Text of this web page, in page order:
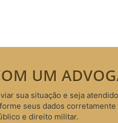
UM
sua situação e seja
seus dados
e direito militar.